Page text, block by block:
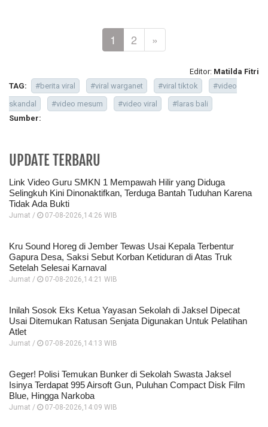
1 2 »
Editor: Matilda Fitri
TAG:
#berita viral #viral warganet #viral tiktok
#video
skandal
#video mesum #video viral
#laras bali
Sumber:
UPDATE TERBARU
Link Video Guru SMKN 1 Mempawah Hilir yang Diduga
Selingkuh Kini Dinonaktifkan, Terduga Bantah Tuduhan Karena
Tidak Ada Bukti
Jumat / 07-08-2026,14:26 WIB
Kru Sound Horeg di Jember Tewas Usai Kepala Terbentur
Gapura Desa, Saksi Sebut Korban Ketiduran di Atas Truk
Setelah Selesai Karnaval
Jumat / 07-08-2026,14:21 WIB
Inilah Sosok Eks Ketua Yayasan Sekolah di Jaksel Dipecat
Usai Ditemukan Ratusan Senjata Digunakan Untuk Pelatihan
Atlet
Jumat / 07-08-2026,14:13 WIB
Geger! Polisi Temukan Bunker di Sekolah Swasta Jaksel
Isinya Terdapat 995 Airsoft Gun, Puluhan Compact Disk Film
Blue, Hingga Narkoba
Jumat / 07-08-2026,14:09 WIB